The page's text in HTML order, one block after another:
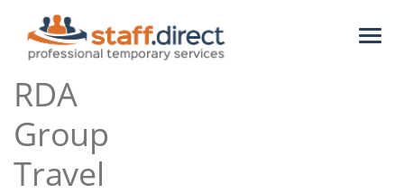
Toggle
RDA
Group
Travel